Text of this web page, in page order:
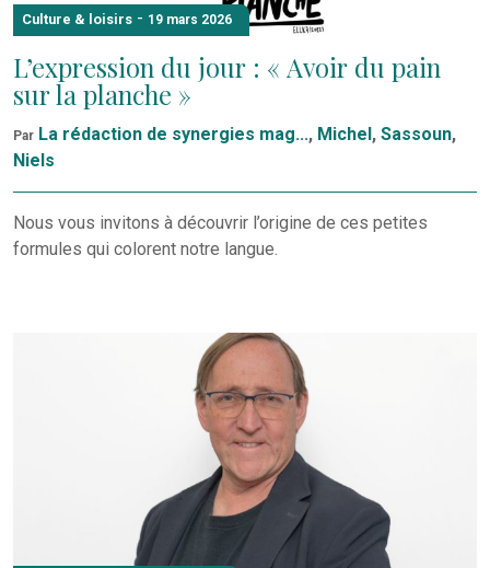
Culture & loisirs - 19 mars 2026
L’expression du jour : « Avoir du pain
sur la planche »
Par La rédaction de synergies mag..., Michel, Sassoun,
Niels
Nous vous invitons à découvrir l’origine de ces petites
formules qui colorent notre langue.